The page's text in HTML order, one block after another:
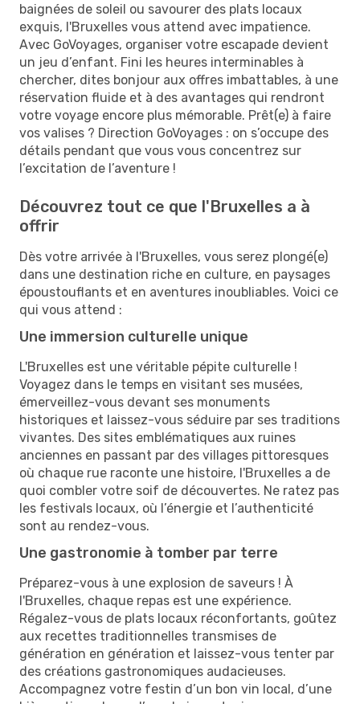
baignées de soleil ou savourer des plats locaux
exquis, l'Bruxelles vous attend avec impatience.
Avec GoVoyages, organiser votre escapade devient
un jeu d’enfant. Fini les heures interminables à
chercher, dites bonjour aux offres imbattables, à une
réservation fluide et à des avantages qui rendront
votre voyage encore plus mémorable. Prêt(e) à faire
vos valises ? Direction GoVoyages : on s’occupe des
détails pendant que vous vous concentrez sur
l’excitation de l’aventure !
Découvrez tout ce que l'Bruxelles a à
offrir
Dès votre arrivée à l'Bruxelles, vous serez plongé(e)
dans une destination riche en culture, en paysages
époustouflants et en aventures inoubliables. Voici ce
qui vous attend :
Une immersion culturelle unique
L'Bruxelles est une véritable pépite culturelle !
Voyagez dans le temps en visitant ses musées,
émerveillez-vous devant ses monuments
historiques et laissez-vous séduire par ses traditions
vivantes. Des sites emblématiques aux ruines
anciennes en passant par des villages pittoresques
où chaque rue raconte une histoire, l'Bruxelles a de
quoi combler votre soif de découvertes. Ne ratez pas
les festivals locaux, où l’énergie et l’authenticité
sont au rendez-vous.
Une gastronomie à tomber par terre
Préparez-vous à une explosion de saveurs ! À
l'Bruxelles, chaque repas est une expérience.
Régalez-vous de plats locaux réconfortants, goûtez
aux recettes traditionnelles transmises de
génération en génération et laissez-vous tenter par
des créations gastronomiques audacieuses.
Accompagnez votre festin d’un bon vin local, d’une